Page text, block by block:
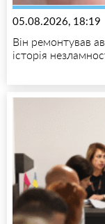
05.08.2026, 18:19
Він ремонтував
історія